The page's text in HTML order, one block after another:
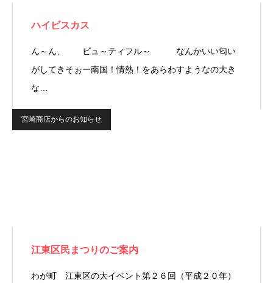
ハイビスカス
ん～ん、 ビュ～ティフル～ なんかいい匂い
がしてきそぉー南国！情熱！をあらわすようなの大き
な…
宮崎商店からのお知らせ
江東区民まつりのご案内
わが町 江東区の大イベント第２６回（平成２０年）